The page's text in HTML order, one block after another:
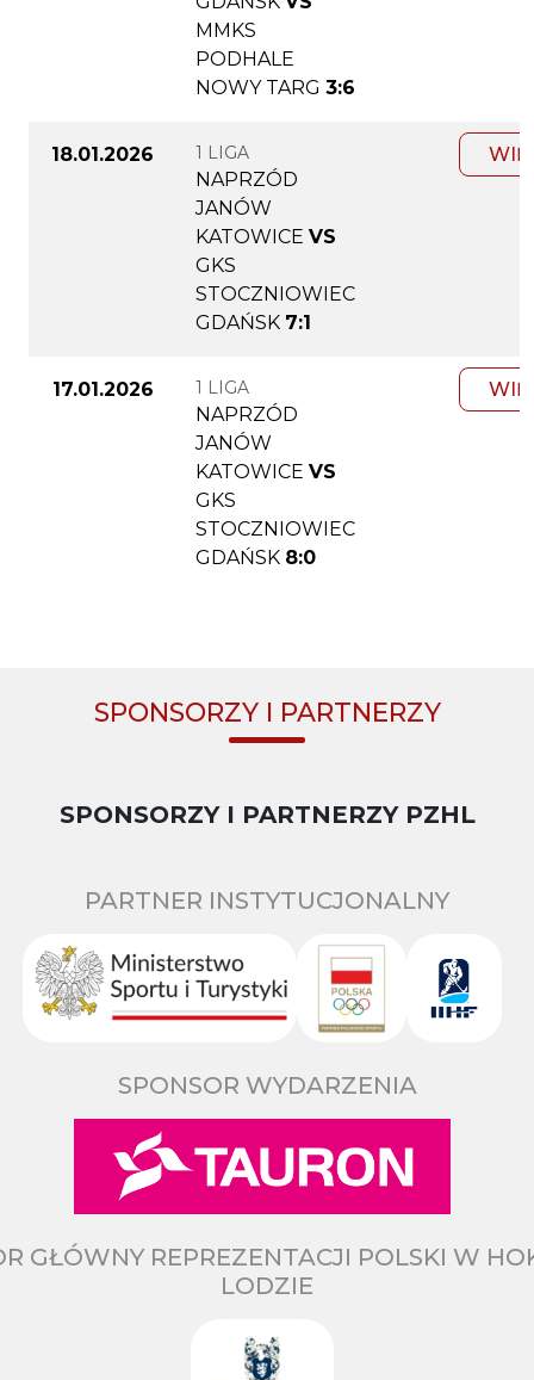
MMKS
PODHALE
NOWY TARG 3:6
18.01.2026 1 LIGA
NAPRZÓD
JANÓW
KATOWICE VS
GKS
STOCZNIOWIEC
GDAŃSK 7:1
17.01.2026 1 LIGA
NAPRZÓD
JANÓW
KATOWICE VS
GKS
STOCZNIOWIEC
GDAŃSK 8:0
SPONSORZY I PARTNERZY
SPONSORZY I PARTNERZY PZHL
PARTNER INSTYTUCJONALNY
SPONSOR WYDARZENIA
GŁÓWNY REPREZENTACJI POLSKI W
LODZIE